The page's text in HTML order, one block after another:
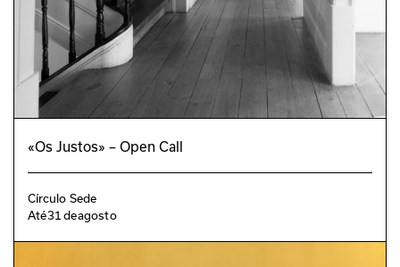
«Os Justos» – Open Call
Círculo Sede
Até31deagosto